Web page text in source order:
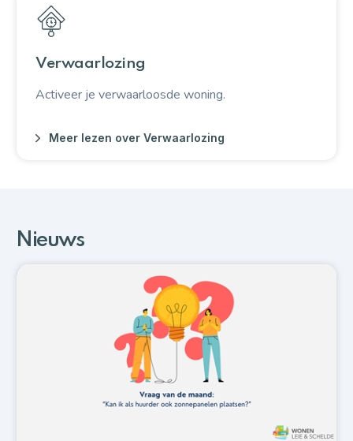
Verwaarlozing
Activeer je verwaarloosde woning.
Meer lezen over Verwaarlozing
Nieuws